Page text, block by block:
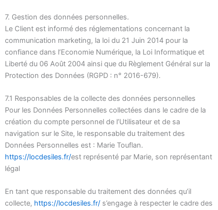
7. Gestion des données personnelles.
Le Client est informé des réglementations concernant la
communication marketing, la loi du 21 Juin 2014 pour la
confiance dans l’Economie Numérique, la Loi Informatique et
Liberté du 06 Août 2004 ainsi que du Règlement Général sur la
Protection des Données (RGPD : n° 2016-679).
7.1 Responsables de la collecte des données personnelles
Pour les Données Personnelles collectées dans le cadre de la
création du compte personnel de l’Utilisateur et de sa
navigation sur le Site, le responsable du traitement des
Données Personnelles est : Marie Touflan.
https://locdesiles.fr/est représenté par Marie, son représentant
légal
En tant que responsable du traitement des données qu’il
collecte, https://locdesiles.fr/ s’engage à respecter le cadre des